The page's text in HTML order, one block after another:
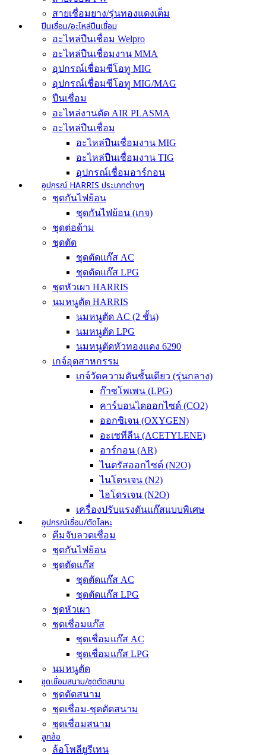
สายเชื่อมยาง/รุ่นทองแดงเต็ม
ปืนเชื่อม/อะไหล่ปืนเชื่อม
อะไหล่ปืนเชื่อม Welpro
อะไหล่ปืนเชื่อมงาน MMA
อุปกรณ์เชื่อมซีโอทู MIG
อุปกรณ์เชื่อมซีโอทู MIG/MAG
ปืนเชื่อม
อะไหล่งานตัด AIR PLASMA
อะไหล่ปืนเชื่อม
อะไหล่ปืนเชื่อมงาน MIG
อะไหล่ปืนเชื่อมงาน TIG
อุปกรณ์เชื่อมอาร์กอน
อุปกรณ์ HARRIS ประเภทต่างๆ
ชุดกันไฟย้อน
ชุดกันไฟย้อน (เกจ)
ชุดต่อด้าม
ชุดตัด
ชุดตัดแก๊ส AC
ชุดตัดแก๊ส LPG
ชุดหัวเผา HARRIS
นมหนูตัด HARRIS
นมหนูตัด AC (2 ชั้น)
นมหนูตัด LPG
นมหนูตัดหัวทองแดง 6290
เกจ์อุตสาหกรรม
เกจ์วัดความดันชั้นเดียว (รุ่นกลาง)
ก๊าซโพเพน (LPG)
คาร์บอนไดออกไซด์ (CO2)
ออกซิเจน (OXYGEN)
อะเซทีลีน (ACETYLENE)
อาร์กอน (AR)
ไนตรัสออกไซด์ (N2O)
ไนโตรเจน (N2)
ไฮโดรเจน (N2O)
เครื่องปรับแรงดันแก๊สแบบพิเศษ
อุปกรณ์เชื่อม/ตัดโลหะ
คีมจับลวดเชื่อม
ชุดกันไฟย้อน
ชุดตัดแก๊ส
ชุดตัดแก๊ส AC
ชุดตัดแก๊ส LPG
ชุดหัวเผา
ชุดเชื่อมแก๊ส
ชุดเชื่อมแก๊ส AC
ชุดเชื่อมแก๊ส LPG
นมหนูตัด
ชุดเชื่อมสนาม/ชุดตัดสนาม
ชุดตัดสนาม
ชุดเชื่อม-ชุดตัดสนาม
ชุดเชื่อมสนาม
ลูกล้อ
ล้อโพลียูรีเทน